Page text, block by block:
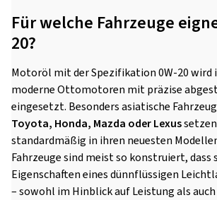
Für welche Fahrzeuge
20?
Motoröl mit der Spezifikation 0W-20 wird
moderne Ottomotoren mit präzise
eingesetzt. Besonders asiatische
Toyota, Honda, Mazda oder Lexus
standardmäßig in ihren neuesten
Fahrzeuge sind meist so konstruiert, dass
Eigenschaften eines dünnflüssigen
– sowohl im Hinblick auf Leistung als